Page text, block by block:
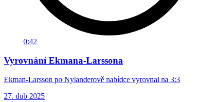
0:42
Vyrovnání Ekmana-Larssona
Ekman-Larsson po Nylanderově nabídce vyrovnal na 3:3
27. dub 2025